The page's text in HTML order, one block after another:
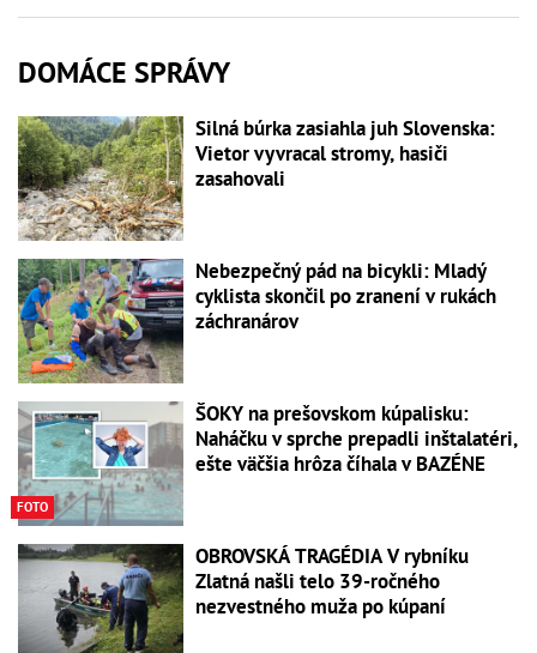
DOMÁCE SPRÁVY
Silná búrka zasiahla juh Slovenska:
Vietor vyvracal stromy, hasiči
zasahovali
Nebezpečný pád na bicykli: Mladý
cyklista skončil po zranení v rukách
záchranárov
FOTO
ŠOKY na prešovskom kúpalisku:
Naháčku v sprche prepadli inštalatéri,
ešte väčšia hrôza číhala v BAZÉNE
OBROVSKÁ TRAGÉDIA V rybníku
Zlatná našli telo 39-ročného
nezvestného muža po kúpaní